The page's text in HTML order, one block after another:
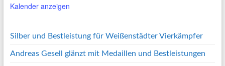
Kalender anzeigen
Silber und Bestleistung für Weißenstädter Vierkämpfer
Andreas Gesell glänzt mit Medaillen und Bestleistungen